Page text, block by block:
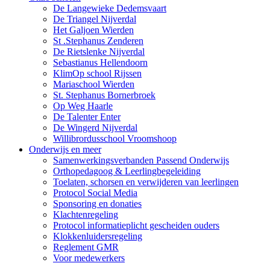
De Langewieke Dedemsvaart
De Triangel Nijverdal
Het Galjoen Wierden
St .Stephanus Zenderen
De Rietslenke Nijverdal
Sebastianus Hellendoorn
KlimOp school Rijssen
Mariaschool Wierden
St. Stephanus Bornerbroek
Op Weg Haarle
De Talenter Enter
De Wingerd Nijverdal
Willibrordusschool Vroomshoop
Onderwijs en meer
Samenwerkingsverbanden Passend Onderwijs
Orthopedagoog & Leerlingbegeleiding
Toelaten, schorsen en verwijderen van leerlingen
Protocol Social Media
Sponsoring en donaties
Klachtenregeling
Protocol informatieplicht gescheiden ouders
Klokkenluidersregeling
Reglement GMR
Voor medewerkers